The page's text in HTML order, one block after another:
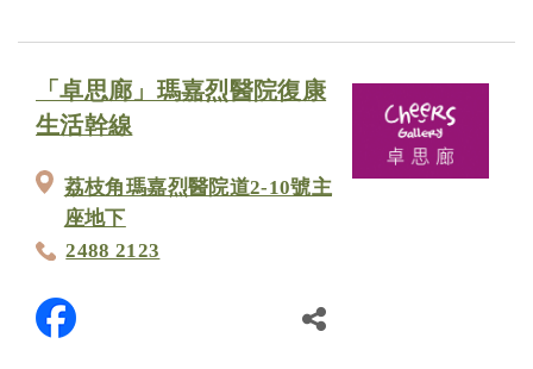
「卓思廊」瑪嘉烈醫院復康
生活幹線
荔枝角瑪嘉烈醫院道2-10號主
座地下
2488 2123